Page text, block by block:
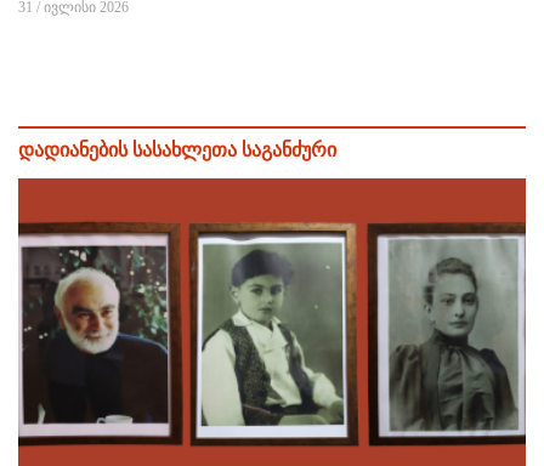
31 / ივლისი 2026
დადიანების სასახლეთა საგანძური